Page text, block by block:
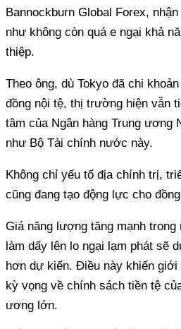
Bannockburn Global Forex,
như không còn quá e ngại khả
thiệp.
Theo ông, dù Tokyo đã chi
đồng nội tệ, thị trường hiện vẫn
tâm của Ngân hàng Trung ương
như Bộ Tài chính nước này.
Không chỉ yếu tố địa chính trị,
cũng đang tạo động lực cho
Giá năng lượng tăng mạnh trong
làm dấy lên lo ngại lạm phát sẽ
hơn dự kiến. Điều này khiến
kỳ vọng về chính sách tiền tệ
ương lớn.